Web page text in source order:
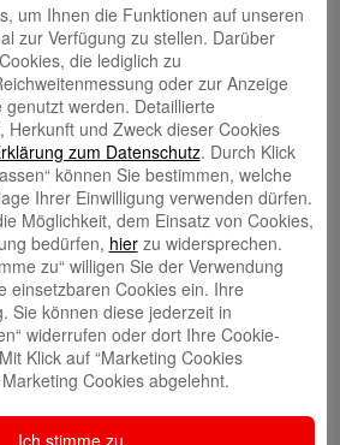
nicht veröffentlicht. Erforderliche Felder
um Ihnen die Funktionen auf unseren
zur Verfügung zu stellen. Darüber
die lediglich zu
oder zur Anzeige
werden. Detaillierte
Herkunft und Zweck dieser Cookies
zum Datenschutz. Durch Klick
können Sie bestimmen, welche
Ihrer Einwilligung verwenden dürfen.
Möglichkeit, dem Einsatz von Cookies,
bedürfen, hierzu widersprechen.
zu“ willigen Sie der Verwendung
einsetzbaren Cookies ein. Ihre
Sie können diese jederzeit in
widerrufen oder dort Ihre Cookie-
Klick auf “Marketing Cookies
Cookies abgelehnt.
Ich stimme zu